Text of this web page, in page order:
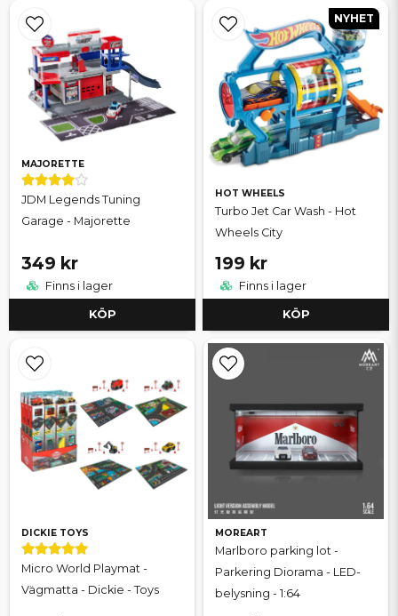
MAJORETTE
JDM Legends Tuning
Garage - Majorette
349 kr
Finns i lager
KÖP
HOT WHEELS
Turbo Jet Car Wash - Hot
Wheels City
199 kr
Finns i lager
KÖP
NYHET
DICKIE TOYS
Micro World Playmat -
Vägmatta - Dickie - Toys
MOREART
Marlboro parking lot -
Parkering Diorama - LED-
belysning - 1:64